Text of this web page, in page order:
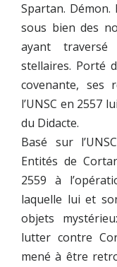
Spartan. Démon.
sous bien des
ayant
stellaires. Porté
covenante, ses
l’UNSC en 2557
du Didacte.
Basé sur l’UNSC
Entités de
2559 à
laquelle lui et
objets
lutter contre
mené à être